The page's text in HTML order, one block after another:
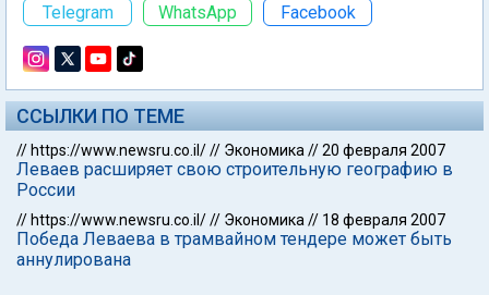
Telegram
WhatsApp Facebook
ССЫЛКИ ПО ТЕМЕ
// https://www.newsru.co.il/// Экономика //20 февраля 2007
Леваев расширяет свою строительную географию в
России
// https://www.newsru.co.il/// Экономика // 18 февраля 2007
Победа Леваева в трамвайном тендере может быть
аннулирована